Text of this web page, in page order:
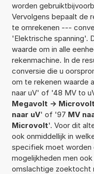
worden
Vervolgens bepaalt de
te omrekenen ---
'Elektrische spanning'.
waarde om in alle
rekenmachine. In de
conversie die u
om te rekenen waarde
naar uV' of '48 MV to
Megavolt -> Microvolt
naar uV' of '97 MV
Microvolt'. Voor dit
ook onmiddellijk in
specifiek moet worden
mogelijkheden men
omslachtige zoektocht